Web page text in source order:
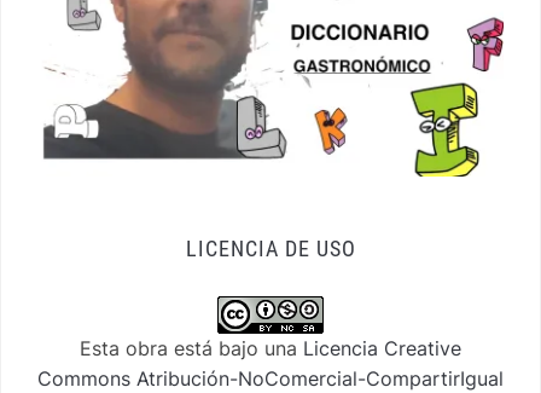
LICENCIA DE USO
Esta obra está bajo una Licencia Creative
Commons Atribución-NoComercial-CompartirIgual